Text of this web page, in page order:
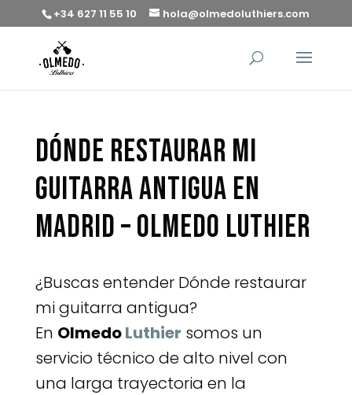
+34 627 11 55 10 hola@olmedoluthiers.com
Dónde restaurar mi
guitarra antigua en
Madrid – Olmedo Luthier
¿Buscas entender Dónde restaurar
mi guitarra antigua?
En OlmedoLuthier somos un
servicio técnico de alto nivel con
una larga trayectoria en la